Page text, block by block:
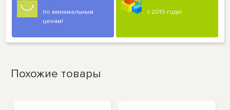
по минимальным
ценам!
с 2010 года!
Похожие товары